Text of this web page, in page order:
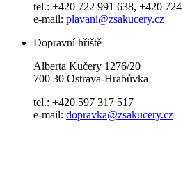
tel.: +420 722 991 638, +420
e-mail: plavani@zsakucery.cz
Dopravní hřiště
Alberta Kučery 1276/20
700 30 Ostrava-Hrabůvka
tel.: +420 597 317 517
e-mail: dopravka@zsakucery.cz